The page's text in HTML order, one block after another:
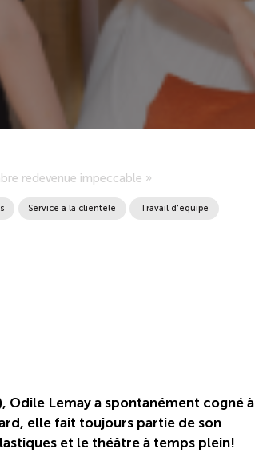
redevenue impeccable »
Service à la clientèle Travail d'équipe
Odile Lemay a spontanément cogné à
elle fait toujours partie de son
et le théâtre à temps plein!